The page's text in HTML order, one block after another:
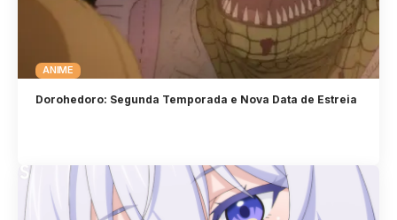
ANIME
Dorohedoro: Segunda Temporada e Nova Data de Estreia